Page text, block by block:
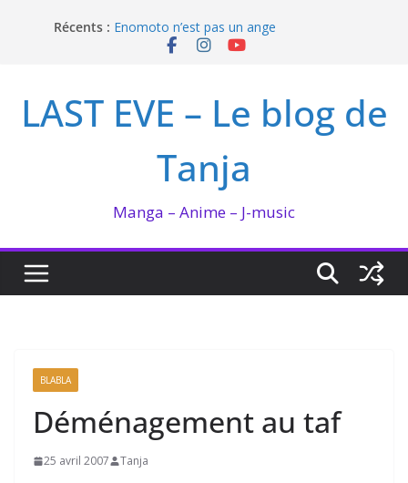
Récents : Enomoto n’est pas un ange
QUEEN BEE enflamme le Bataclan
I’m not in love de Zeniko Sumiya
LAST EVE – Le blog de
Tanja
Manga – Anime – J-music
BLABLA
Déménagement au taf
25 avril 2007 Tanja